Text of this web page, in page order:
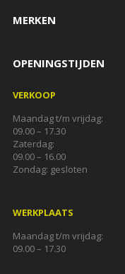
MERKEN
OPENINGSTIJDEN
VERKOOP
Maandag t/m vrijdag:
09.00 – 17.30
Zaterdag:
09.00 – 16.00
Zondag: gesloten
WERKPLAATS
Maandag t/m vrijdag:
09.00 – 17.30